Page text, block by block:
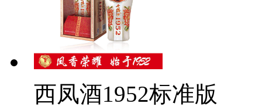
西凤酒1952标准版